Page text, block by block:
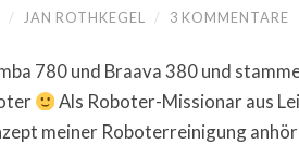
/ JAN ROTHKEGEL / 3 KOMMENTARE
780 und Braava 380 und
Als Roboter-Missionar aus
meiner Roboterreinigung